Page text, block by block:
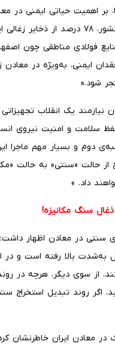
بر اهمیت حیاتی ایمنی در
«شهرستان طبس به عنوان پایتخت صنعت زغال‌سنگ
مورد نیاز صنایع فولادی مناطقی
ایمنی، به‌ویژه در
شود.»
نیازمند یک انقلاب
سلامت و امنیت نیروی
دوم و بسیار مهم ماجرا
حالت «سنتی» به حالت
داد. »
سنگ مکانیزه!
سنتی در معادن اظهار داشت:
به‌شدت بالا رفته است و در
از سوی دیگر، هرچه در
اگر روند تبدیل استخراج
در معادن ایران خاطرنشان